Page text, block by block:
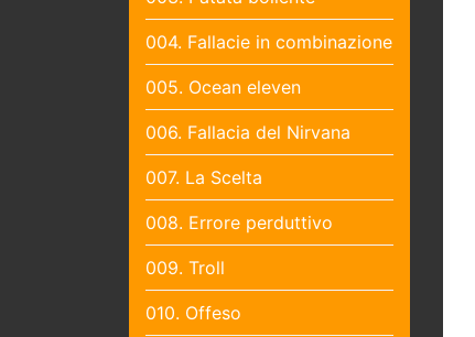
004. Fallacie in combinazione
005. Ocean eleven
006. Fallacia del Nirvana
007. La Scelta
008. Errore perduttivo
009. Troll
010. Offeso